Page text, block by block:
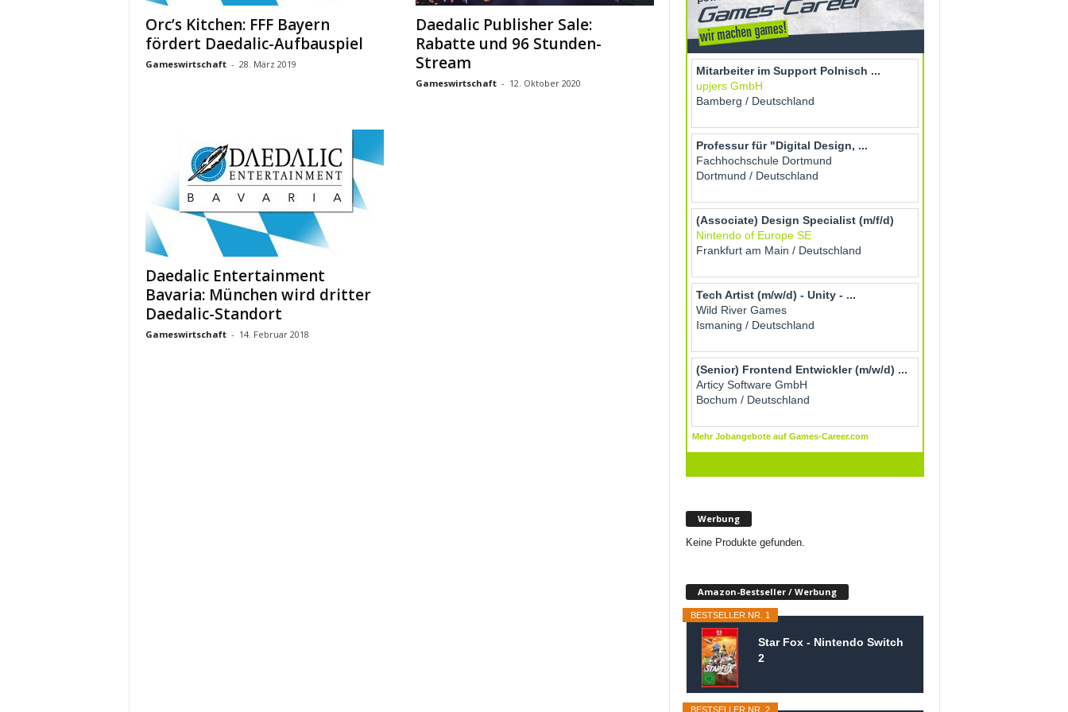
Orc’s Kitchen: FFF Bayern
fördert Daedalic-Aufbauspiel
Gameswirtschaft - 28. März 2019
Daedalic Publisher Sale:
Rabatte und 96 Stunden-
Stream
Gameswirtschaft - 12. Oktober 2020
Daedalic Entertainment
Bavaria: München wird dritter
Daedalic-Standort
Gameswirtschaft - 14. Februar 2018
Werbung
Keine Produkte gefunden.
Amazon-Bestseller / Werbung
BESTSELLER NR. 1
Star Fox - Nintendo Switch
2
BESTSELLER NR. 2